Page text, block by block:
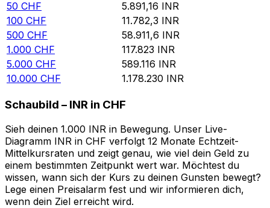
50 CHF 5.891,16 INR
100 CHF 11.782,3 INR
500 CHF 58.911,6 INR
1.000 CHF 117.823 INR
5.000 CHF 589.116 INR
10.000 CHF 1.178.230 INR
Schaubild – INR in CHF
Sieh deinen 1.000 INR in Bewegung. Unser Live-
Diagramm INR in CHF verfolgt 12 Monate Echtzeit-
Mittelkursraten und zeigt genau, wie viel dein Geld zu
einem bestimmten Zeitpunkt wert war. Möchtest du
wissen, wann sich der Kurs zu deinen Gunsten bewegt?
Lege einen Preisalarm fest und wir informieren dich,
wenn dein Ziel erreicht wird.